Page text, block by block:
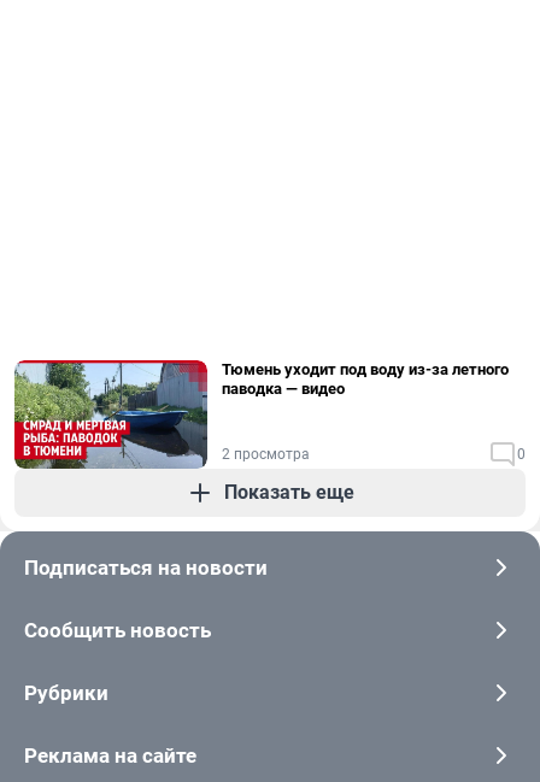
Тюмень уходит под воду из-за летного
паводка — видео
2 просмотра 0
Показать еще
Подписаться на новости
Сообщить новость
Рубрики
Реклама на сайте